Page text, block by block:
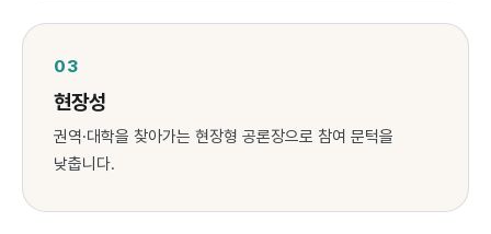
03
현장성
권역·대학을 찾아가는 현장형 공론장으로 참여 문턱을
낮춥니다.